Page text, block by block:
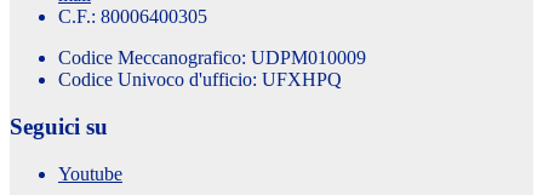
C.F.: 80006400305
Codice Meccanografico: UDPM010009
Codice Univoco d'ufficio: UFXHPQ
Seguici su
Youtube